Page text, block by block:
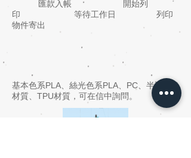
匯款入帳 開始列
印 等待工作日 列印
物件寄出
基本色系PLA、絲光色系PLA、PC、半透明
材質、TPU材質，可在信中詢問。